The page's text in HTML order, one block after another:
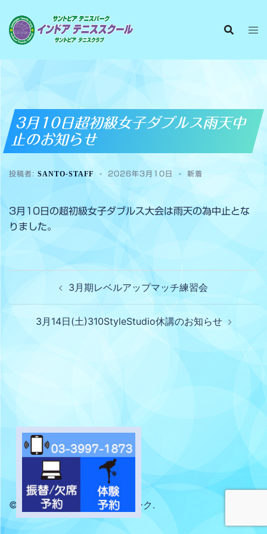
3月10日超初級女子ダブルス雨天中
止のお知らせ
投稿者: SANTO-STAFF 2026年3月10日 新着
3月10日の超初級女子ダブルス大会は雨天の為中止とな
りました。
3月期レベルアップマッチ練習会
3月14日(土)310StyleStudio休講のお知らせ
© 2026 サントピアテニスパーク.